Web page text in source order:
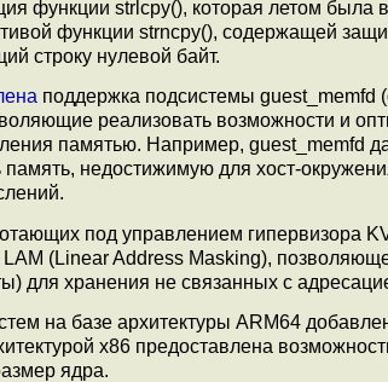
функции strlcpy(), которая летом была
функции strncpy(), содержащей
строку нулевой байт.
поддержка подсистемы guest_memfd
реализовать возможности и
памятью. Например, guest_memfd
память, недостижимую для хост-
под управлением гипервизора
(Linear Address Masking),
для хранения не связанных с
на базе архитектуры ARM64
x86 предоставлена
ядра.